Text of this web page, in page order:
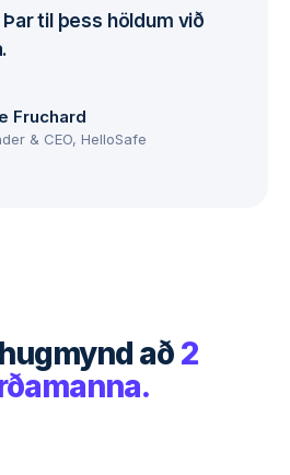
til þess höldum við
Fruchard
& CEO, HelloSafe
að 2